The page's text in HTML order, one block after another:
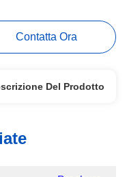
Contatta Ora
Del Prodotto